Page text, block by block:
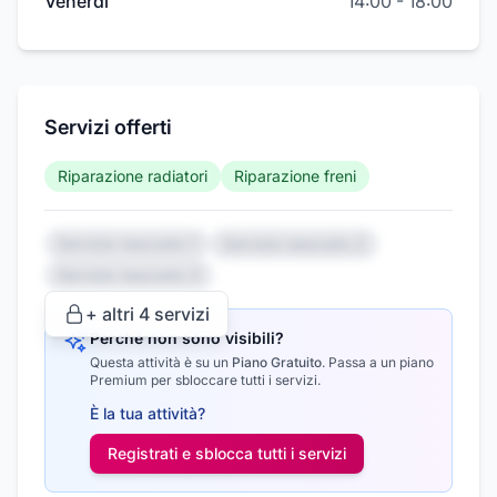
Servizi offerti
Riparazione radiatori Riparazione freni
+ altri 4 servizi
Perché non sono visibili?
Questa attività è su un Piano Gratuito. Passa a un piano
Premium per sbloccare tutti i servizi.
È la tua attività?
Registrati e sblocca tutti i servizi